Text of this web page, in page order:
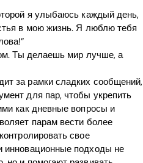
я улыбаюсь каждый день,
в мою жизнь. Я люблю тебя
Ты делаешь мир лучше, а
за рамки сладких сообщений,
для пар, чтобы укрепить
как дневные вопросы и
парам вести более
свое
инновационные подходы не